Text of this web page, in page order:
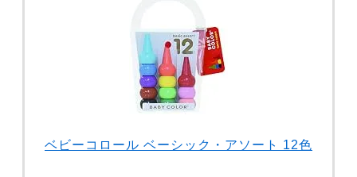
ベビーコロール ベーシック・アソート 12色